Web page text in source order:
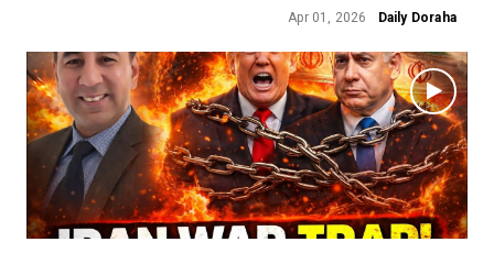
Daily Doraha
Apr 01, 2026